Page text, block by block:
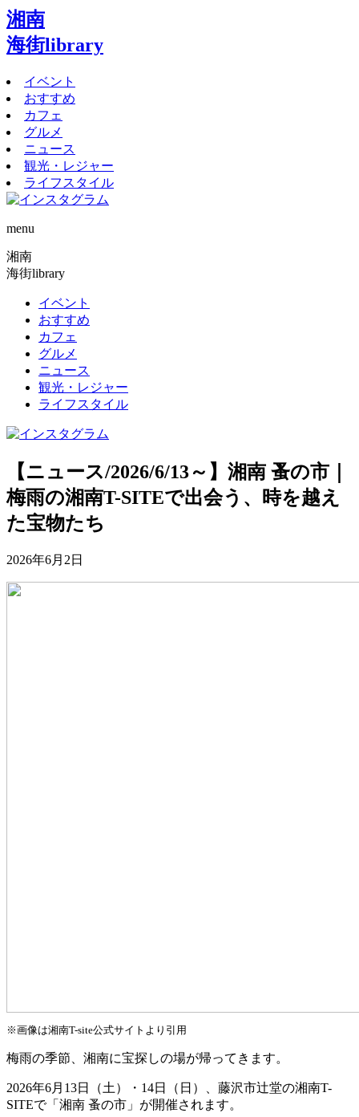
湘南
海街library
イベント
おすすめ
カフェ
グルメ
ニュース
観光・レジャー
ライフスタイル
menu
湘南
海街library
イベント
おすすめ
カフェ
グルメ
ニュース
観光・レジャー
ライフスタイル
【ニュース/2026/6/13～】湘南 蚤の市｜
梅雨の湘南T-SITEで出会う、時を越え
た宝物たち
2026年6月2日
※画像は湘南T-site公式サイトより引用
梅雨の季節、湘南に宝探しの場が帰ってきます。
2026年6月13日（土）・14日（日）、藤沢市辻堂の湘南T-
SITEで「湘南 蚤の市」が開催されます。